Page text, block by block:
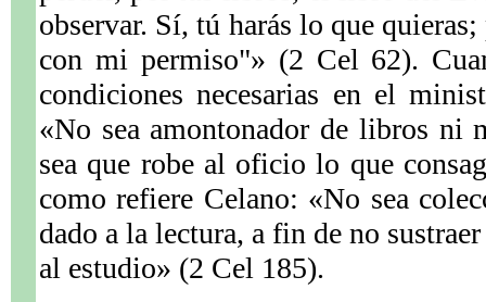
observar. Sí, tú harás lo que
con mi permiso"» (2 Cel 62).
condiciones necesarias en el
«No sea amontonador de libros ni
sea que robe al oficio lo que
como refiere Celano: «No sea
dado a la lectura, a fin de no
al estudio» (2 Cel 185).